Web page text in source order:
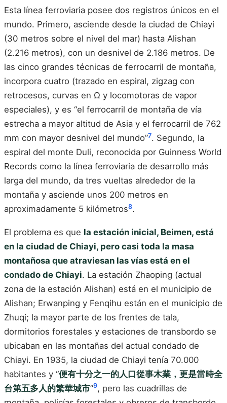
Esta línea ferroviaria posee dos registros únicos en el
mundo. Primero, asciende desde la ciudad de Chiayi
(30 metros sobre el nivel del mar) hasta Alishan
(2.216 metros), con un desnivel de 2.186 metros. De
las cinco grandes técnicas de ferrocarril de montaña,
incorpora cuatro (trazado en espiral, zigzag con
retrocesos, curvas en Ω y locomotoras de vapor
especiales), y es “el ferrocarril de montaña de vía
estrecha a mayor altitud de Asia y el ferrocarril de 762
mm con mayor desnivel del mundo”7. Segundo, la
espiral del monte Duli, reconocida por Guinness World
Records como la línea ferroviaria de desarrollo más
larga del mundo, da tres vueltas alrededor de la
montaña y asciende unos 200 metros en
aproximadamente 5 kilómetros8.
El problema es que la estación inicial, Beimen, está
en la ciudad de Chiayi, pero casi toda la masa
montañosa que atraviesan las vías está en el
condado de Chiayi. La estación Zhaoping (actual
zona de la estación Alishan) está en el municipio de
Alishan; Erwanping y Fenqihu están en el municipio de
Zhuqi; la mayor parte de los frentes de tala,
dormitorios forestales y estaciones de transbordo se
ubicaban en las montañas del actual condado de
Chiayi. En 1935, la ciudad de Chiayi tenía 70.000
habitantes y “便有十分之一的人口從事木業，更是當時全
台第五多人的繁華城市”9, pero las cuadrillas de